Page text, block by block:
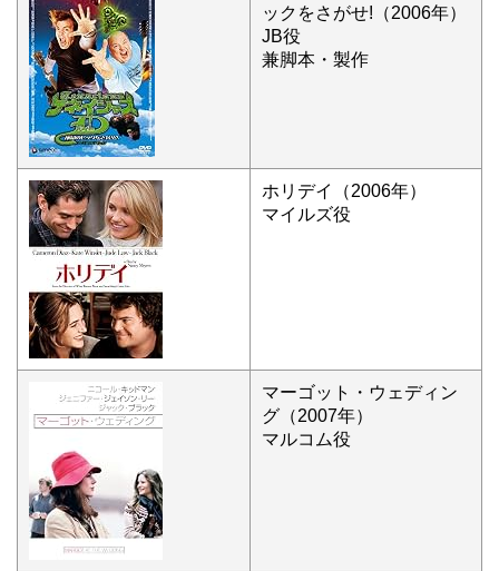
ックをさがせ!（2006年）
JB役
兼脚本・製作
ホリデイ（2006年）
マイルズ役
マーゴット・ウェディン
グ（2007年）
マルコム役